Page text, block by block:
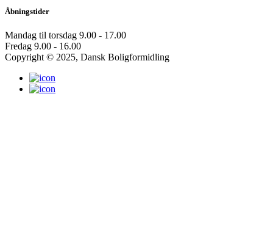
Åbningstider
Mandag til torsdag 9.00 - 17.00
Fredag 9.00 - 16.00
Copyright © 2025, Dansk Boligformidling